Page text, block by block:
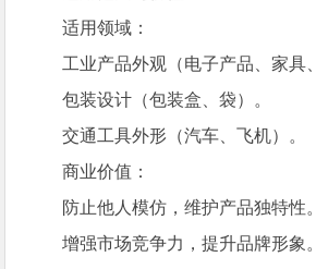
适用领域：
工业产品外观（电子产品、家具
包装设计（包装盒、袋）。
交通工具外形（汽车、飞机）。
商业价值：
防止他人模仿，维护产品独特性。
增强市场竞争力，提升品牌形象。